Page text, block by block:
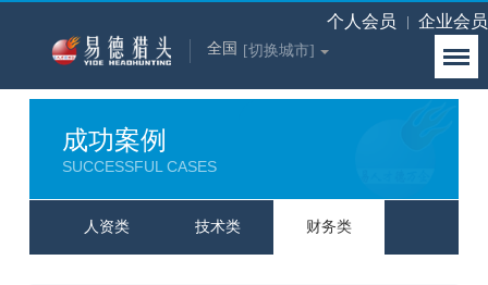
全国 [切换城市]
个人会员 企业会员
成功案例
SUCCESSFUL CASES
人资类 技术类 财务类